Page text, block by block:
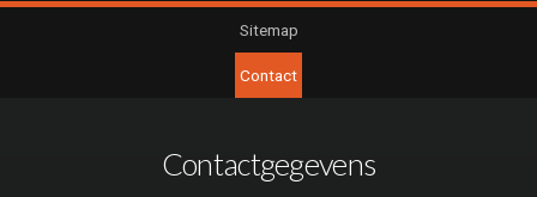
Sitemap
Contact
Contactgegevens